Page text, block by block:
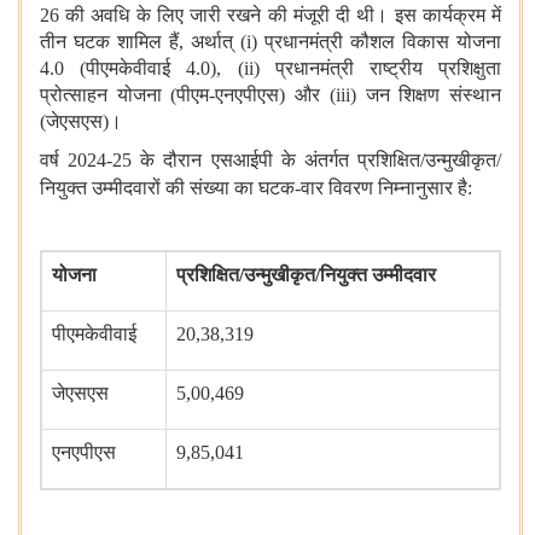
26 की अवधि के लिए जारी रखने की मंजूरी दी थी। इस कार्यक्रम में
तीन घटक शामिल हैं, अर्थात् (i) प्रधानमंत्री कौशल विकास योजना
4.0 (पीएमकेवीवाई 4.0), (ii) प्रधानमंत्री राष्ट्रीय प्रशिक्षुता
प्रोत्साहन योजना (पीएम-एनएपीएस) और (iii) जन शिक्षण संस्थान
(जेएसएस)।
वर्ष 2024-25 के दौरान एसआईपी के अंतर्गत प्रशिक्षित/उन्मुखीकृत/
नियुक्त उम्मीदवारों की संख्या का घटक-वार विवरण निम्नानुसार है:
योजना प्रशिक्षित/उन्मुखीकृत/नियुक्त उम्मीदवार
पीएमकेवीवाई 20,38,319
जेएसएस 5,00,469
एनएपीएस 9,85,041